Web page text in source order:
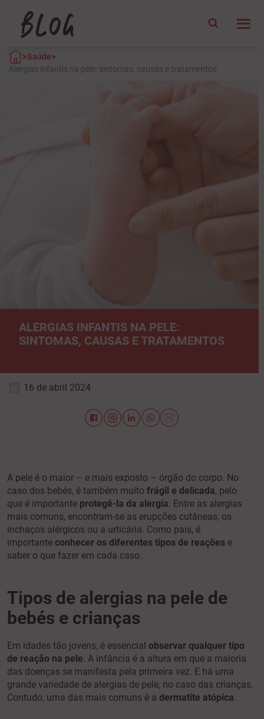
>Saúde>
Alergias infantis na pele: sintomas, causas e tratamentos
ALERGIAS INFANTIS NA PELE:
SINTOMAS, CAUSAS E TRATAMENTOS
16 de abril 2024
A pele é o maior – e mais exposto – órgão do corpo. No
caso dos bebés, é também muito frágil e delicada, pelo
que é importante protegê-la da alergia. Entre as alergias
mais comuns, encontram-se as erupções cutâneas, os
inchaços alérgicos ou a urticária. Como pais, é
importante conhecer os diferentes tipos de reações e
saber o que fazer em cada caso.
Tipos de alergias na pele de
bebés e crianças
Em idades tão jovens, é essencial observar qualquer tipo
de reação na pele. A infância é a altura em que a maioria
das doenças se manifesta pela primeira vez. E há uma
grande variedade de alergias de pele, no caso das crianças.
Contudo, uma das mais comuns é a dermatite atópica.